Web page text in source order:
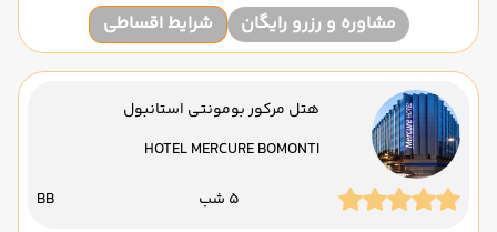
مشاوره و رزرو رایگان
شرایط اقساطی
هتل مرکور بومونتی استانبول
HOTEL MERCURE BOMONTI
5 شب BB